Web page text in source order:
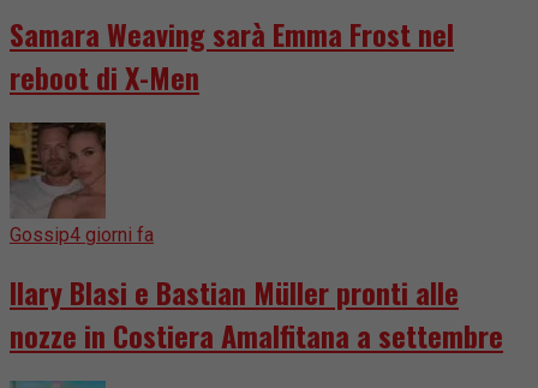
Samara Weaving sarà Emma Frost nel
reboot di X-Men
Gossip4 giorni fa
Ilary Blasi e Bastian Müller pronti alle
nozze in Costiera Amalfitana a settembre